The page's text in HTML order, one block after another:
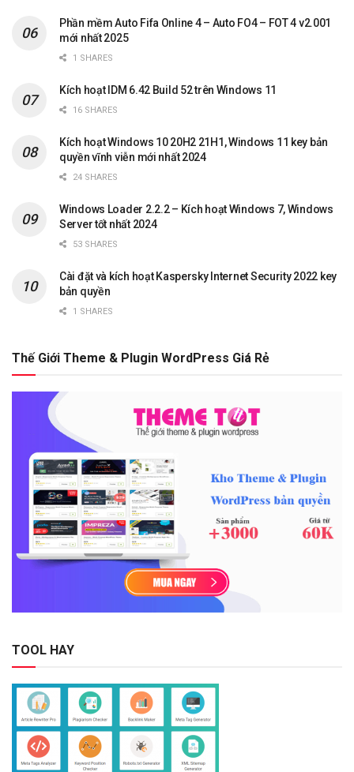
Phần mềm Auto Fifa Online 4 – Auto FO4 – FOT 4 v2.001
mới nhất 2025
1 SHARES
Kích hoạt IDM 6.42 Build 52 trên Windows 11
16 SHARES
Kích hoạt Windows 10 20H2 21H1, Windows 11 key bản
quyền vĩnh viễn mới nhất 2024
24 SHARES
Windows Loader 2.2.2 – Kích hoạt Windows 7, Windows
Server tốt nhất 2024
53 SHARES
Cài đặt và kích hoạt Kaspersky Internet Security 2022 key
bản quyền
1 SHARES
Thế Giới Theme & Plugin WordPress Giá Rẻ
TOOL HAY